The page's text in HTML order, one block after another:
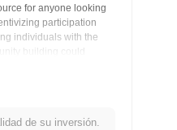
for anyone looking
participation
individuals with the
building could
de su inversión.